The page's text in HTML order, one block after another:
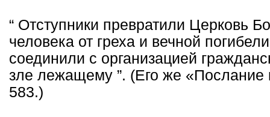
“ Отступники превратили Церковь
человека от греха и вечной
соединили с организацией
зле лежащему ”. (Его же
583.)